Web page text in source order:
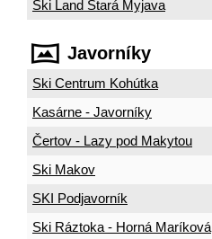
Ski Land Stará Myjava
Javorníky
Ski Centrum Kohútka
Kasárne - Javorníky
Čertov - Lazy pod Makytou
Ski Makov
SKI Podjavorník
Ski Ráztoka - Horná Maríková